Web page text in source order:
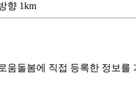
향 1km
돌봄에 직접 등록한 정보를